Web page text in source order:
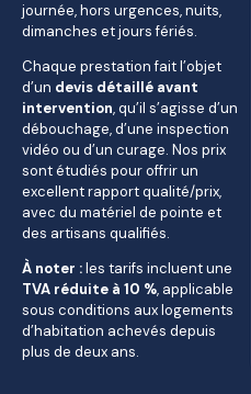
journée, hors urgences, nuits,
dimanches et jours fériés.
Chaque prestation fait l’objet
d’un devis détaillé avant
intervention, qu’il s’agisse d’un
débouchage, d’une inspection
vidéo ou d’un curage. Nos prix
sont étudiés pour offrir un
excellent rapport qualité/prix,
avec du matériel de pointe et
des artisans qualifiés.
À noter :les tarifs incluent une
TVA réduite à 10 %, applicable
sous conditions aux logements
d’habitation achevés depuis
plus de deux ans.